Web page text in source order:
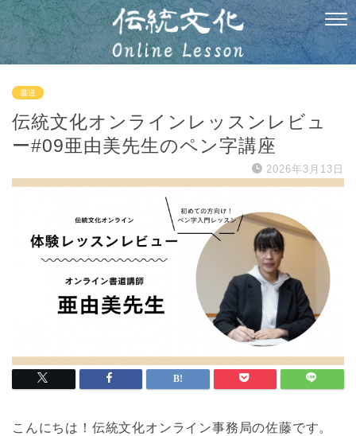
書道
伝統文化オンラインレッスンレビュ
ー#09亜由美先生のペン字講座
2026年3月13日
こんにちは！伝統文化オンライン事務局の佐藤です。